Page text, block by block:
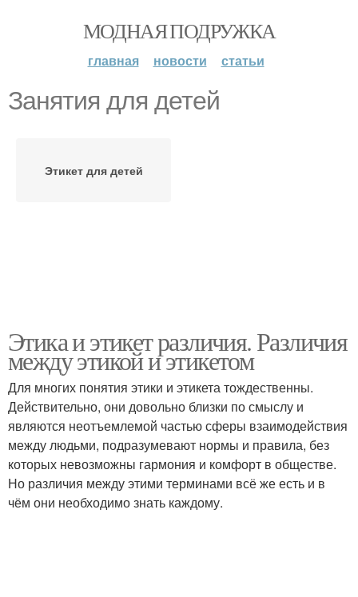
МОДНАЯ ПОДРУЖКА
главная новости статьи
Занятия для детей
Этикет для детей
Этика и этикет различия. Различия
между этикой и этикетом
Для многих понятия этики и этикета тождественны.
Действительно, они довольно близки по смыслу и
являются неотъемлемой частью сферы взаимодействия
между людьми, подразумевают нормы и правила, без
которых невозможны гармония и комфорт в обществе.
Но различия между этими терминами всё же есть и в
чём они необходимо знать каждому.